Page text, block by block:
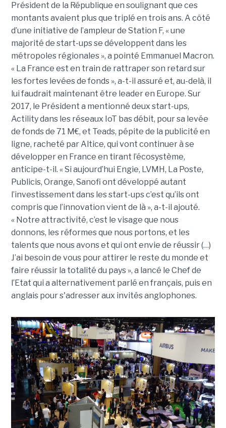
Président de la République en soulignant que ces
montants avaient plus que triplé en trois ans. A côté
d’une initiative de l’ampleur de Station F, « une
majorité de start-ups se développent dans les
métropoles régionales », a pointé Emmanuel Macron.
« La France est en train de rattraper son retard sur
les fortes levées de fonds », a-t-il assuré et, au-delà, il
lui faudrait maintenant être leader en Europe. Sur
2017, le Président a mentionné deux start-ups,
Actility dans les réseaux IoT bas débit, pour sa levée
de fonds de 71 M€, et Teads, pépite de la publicité en
ligne, racheté par Altice, qui vont continuer à se
développer en France en tirant l’écosystème,
anticipe-t-il. « Si aujourd’hui Engie, LVMH, La Poste,
Publicis, Orange, Sanofi ont développé autant
l’investissement dans les start-ups c’est qu’ils ont
compris que l’innovation vient de là », a-t-il ajouté.
« Notre attractivité, c’est le visage que nous
donnons, les réformes que nous portons, et les
talents que nous avons et qui ont envie de réussir (…)
J’ai besoin de vous pour attirer le reste du monde et
faire réussir la totalité du pays », a lancé le Chef de
l’Etat qui a alternativement parlé en français, puis en
anglais pour s'adresser aux invités anglophones.